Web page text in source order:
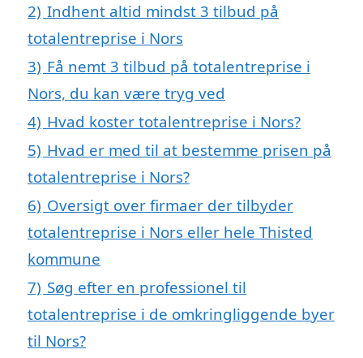
2) Indhent altid mindst 3 tilbud på
totalentreprise i Nors
3) Få nemt 3 tilbud på totalentreprise i
Nors, du kan være tryg ved
4) Hvad koster totalentreprise i Nors?
5) Hvad er med til at bestemme prisen på
totalentreprise i Nors?
6) Oversigt over firmaer der tilbyder
totalentreprise i Nors eller hele Thisted
kommune
7) Søg efter en professionel til
totalentreprise i de omkringliggende byer
til Nors?